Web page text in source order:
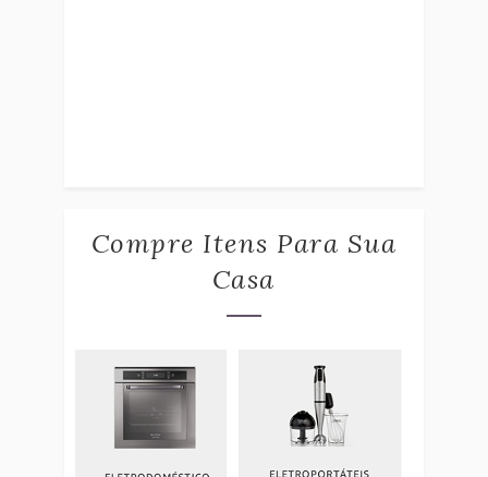
Compre Itens Para Sua
Casa